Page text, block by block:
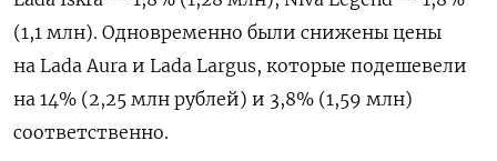
(1,1 млн). Одновременно были снижены цены
на Lada Aura и Lada Largus, которые подешевели
на 14% (2,25 млн рублей) и 3,8% (1,59 млн)
соответственно.